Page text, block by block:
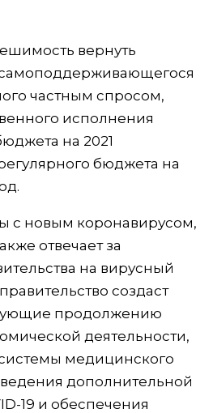
вернуть
частным спросом,
исполнения
на 2021
бюджета на
с новым коронавирусом,
отвечает за
на вирусный
создаст
продолжению
деятельности,
медицинского
дополнительной
19 и обеспечения